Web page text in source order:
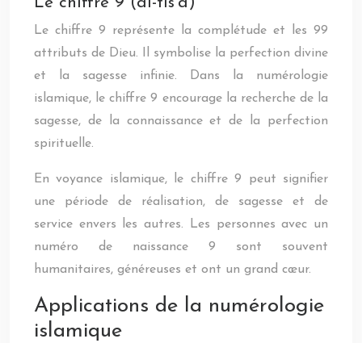
Le chiffre 9 représente la complétude et les 99
attributs de Dieu. Il symbolise la perfection divine
et la sagesse infinie. Dans la numérologie
islamique, le chiffre 9 encourage la recherche de la
sagesse, de la connaissance et de la perfection
spirituelle.
En voyance islamique, le chiffre 9 peut signifier
une période de réalisation, de sagesse et de
service envers les autres. Les personnes avec un
numéro de naissance 9 sont souvent
humanitaires, généreuses et ont un grand cœur.
Applications de la numérologie
islamique